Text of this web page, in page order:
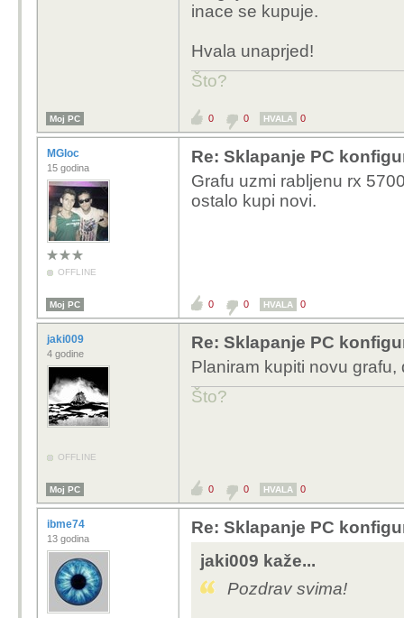
inace se kupuje.
Hvala unaprjed!
Što?
Moj PC 0 0 HVALA 0
MGloc
15 godina
OFFLINE
Re: Sklapanje PC
Grafu uzmi rabljenu rx
ostalo kupi novi.
Moj PC 0 0 HVALA 0
jaki009
4 godine
OFFLINE
Re: Sklapanje PC
Planiram kupiti novu
Što?
Moj PC 0 0 HVALA 0
ibme74
13 godina
Re: Sklapanje PC
jaki009 kaže...
Pozdrav svima!